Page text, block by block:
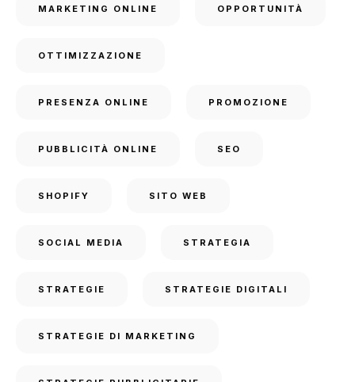
MARKETING ONLINE OPPORTUNITÀ
OTTIMIZZAZIONE
PRESENZA ONLINE PROMOZIONE
PUBBLICITÀ ONLINE SEO
SHOPIFY SITO WEB
SOCIAL MEDIA STRATEGIA
STRATEGIE STRATEGIE DIGITALI
STRATEGIE DI MARKETING